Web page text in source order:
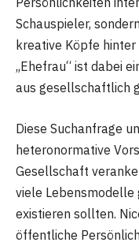
Schauspieler,
kreative Köpfe
„Ehefrau“ ist dabei
aus gesellschaftlich
Diese Suchanfrage
heteronormative
Gesellschaft
viele
existieren sollten.
öffentliche